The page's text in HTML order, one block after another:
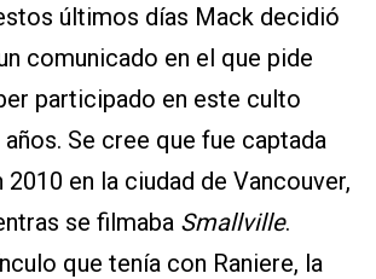
últimos días Mack decidió
comunicado en el que pide
participado en este culto
Se cree que fue captada
en la ciudad de Vancouver,
se filmaba Smallville.
que tenía con Raniere, la